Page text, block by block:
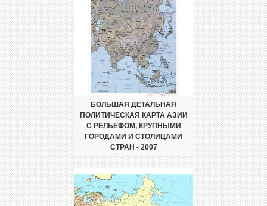
БОЛЬШАЯ ДЕТАЛЬНАЯ
ПОЛИТИЧЕСКАЯ КАРТА АЗИИ
С РЕЛЬЕФОМ, КРУПНЫМИ
ГОРОДАМИ И СТОЛИЦАМИ
СТРАН - 2007